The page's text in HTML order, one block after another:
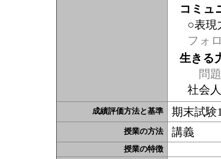
コミュ
○表現
フォ
生きる
問題
社会
成績評価方法と基準 期末試験
授業の方法 講義
授業の特徴